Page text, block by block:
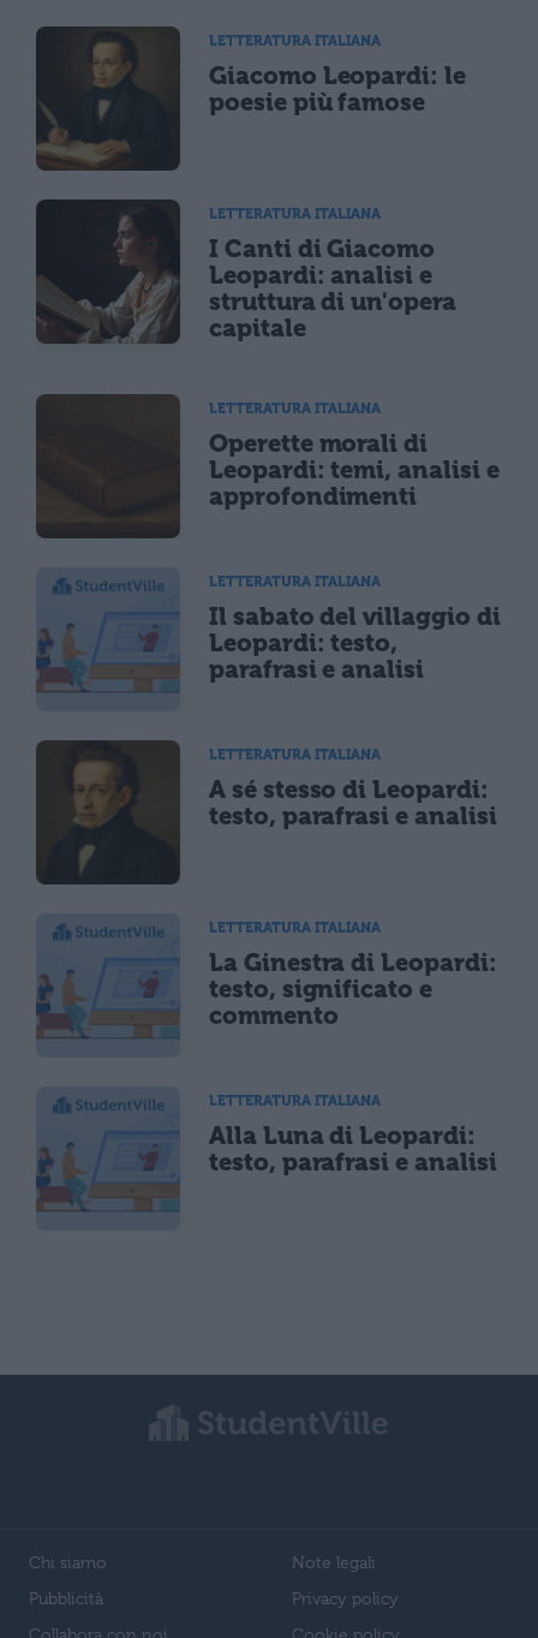
LETTERATURA ITALIANA
Giacomo Leopardi: le
poesie più famose
LETTERATURA ITALIANA
I Canti di Giacomo
Leopardi: analisi e
struttura di un'opera
capitale
LETTERATURA ITALIANA
Operette morali di
Leopardi: temi, analisi e
approfondimenti
LETTERATURA ITALIANA
Il sabato del villaggio di
Leopardi: testo,
parafrasi e analisi
LETTERATURA ITALIANA
A sé stesso di Leopardi:
testo, parafrasi e analisi
LETTERATURA ITALIANA
La Ginestra di Leopardi:
testo, significato e
commento
LETTERATURA ITALIANA
Alla Luna di Leopardi:
testo, parafrasi e analisi
Chi siamo
Pubblicità
Note legali
Privacy policy